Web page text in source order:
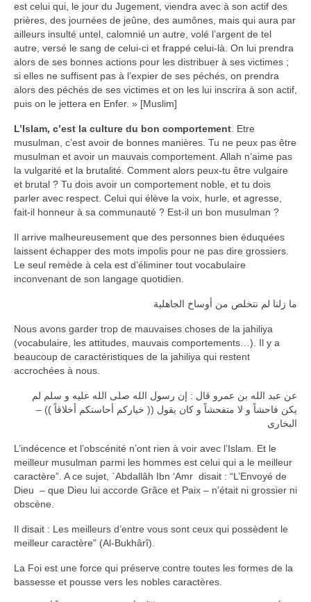
est celui qui, le jour du Jugement, viendra avec à son actif des
prières, des journées de jeûne, des aumônes, mais qui aura par
ailleurs insulté untel, calomnié un autre, volé l’argent de tel
autre, versé le sang de celui-ci et frappé celui-là. On lui prendra
alors de ses bonnes actions pour les distribuer à ses victimes ;
si elles ne suffisent pas à l’expier de ses péchés, on prendra
alors des péchés de ses victimes et on les lui inscrira à son actif,
puis on le jettera en Enfer. » [Muslim]
L’Islam, c’est la culture du bon comportement . Etre
musulman, c’est avoir de bonnes manières. Tu ne peux pas être
musulman et avoir un mauvais comportement. Allah n’aime pas
la vulgarité et la brutalité. Comment alors peux-tu être vulgaire
et brutal ? Tu dois avoir un comportement noble, et tu dois
parler avec respect. Celui qui élève la voix, hurle, et agresse,
fait-il honneur à sa communauté ? Est-il un bon musulman ?
Il arrive malheureusement que des personnes bien éduquées
laissent échapper des mots impolis pour ne pas dire grossiers.
Le seul remède à cela est d’éliminer tout vocabulaire
inconvenant de son langage quotidien.
ما زلنا لم نتخلص من أوساخ الجاهلية
Nous avons garder trop de mauvaises choses de la jahiliya
(vocabulaire, les attitudes, mauvais comportements…). Il y a
beaucoup de caractéristiques de la jahiliya qui restent
accrochées à nous.
عن عبد الله بن عمرو قال : إن رسول الله صلى الله عليه و سلم لم
يكن فاحشاً و لا متفحشاً و كان يقول (( خياركم أحاسنكم أخلاقاً )) –
البخارى
L’indécence et l’obscénité n’ont rien à voir avec l’Islam. Et le
meilleur musulman parmi les hommes est celui qui a le meilleur
caractère”. A ce sujet, `Abdallâh Ibn ‘Amr disait : “L’Envoyé de
Dieu – que Dieu lui accorde Grâce et Paix – n’était ni grossier ni
obscène.
Il disait : Les meilleurs d’entre vous sont ceux qui possèdent le
meilleur caractère” (Al-Bukhârî).
La Foi est une force qui préserve contre toutes les formes de la
bassesse et pousse vers les nobles caractères.